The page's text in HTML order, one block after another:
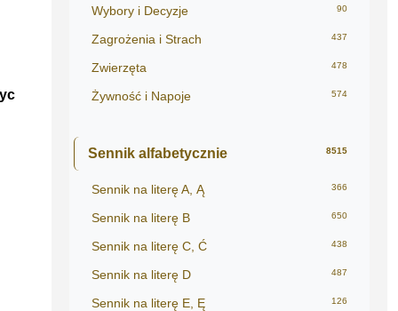
Wybory i Decyzje 90
Zagrożenia i Strach 437
Zwierzęta 478
Żywność i Napoje 574
Sennik alfabetycznie 8515
Sennik na literę A, Ą 366
Sennik na literę B 650
Sennik na literę C, Ć 438
Sennik na literę D 487
Sennik na literę E, Ę 126